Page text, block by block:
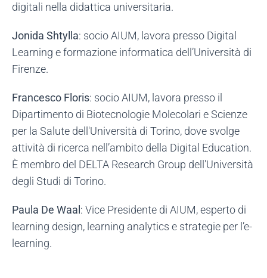
digitali nella didattica universitaria.
Jonida Shtylla: socio AIUM, lavora presso Digital
Learning e formazione informatica dell’Università di
Firenze.
Francesco Floris: socio AIUM, lavora presso il
Dipartimento di Biotecnologie Molecolari e Scienze
per la Salute dell'Università di Torino, dove svolge
attività di ricerca nell’ambito della Digital Education.
È membro del DELTA Research Group dell'Università
degli Studi di Torino.
Paula De Waal : Vice Presidente di AIUM, esperto di
learning design, learning analytics e strategie per l’e-
learning.